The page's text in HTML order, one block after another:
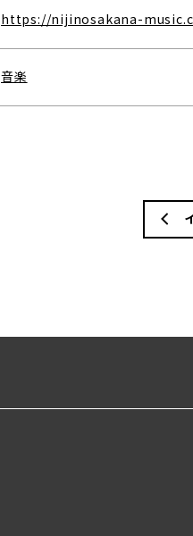
https://nijinosakana-
音楽